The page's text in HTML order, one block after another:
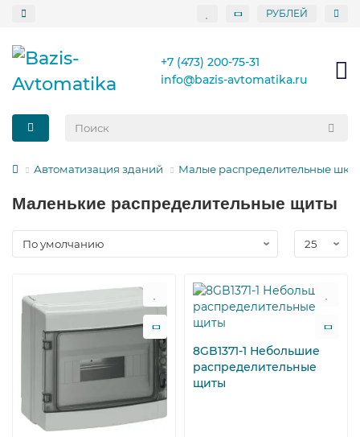
РУБЛЕЙ
+7 (473) 200-75-31
info@bazis-avtomatika.ru
Автоматизация зданий Малые распределительные
Маленькие распределительные щиты
8GB1371-1 Небольшие
распределительные
щиты